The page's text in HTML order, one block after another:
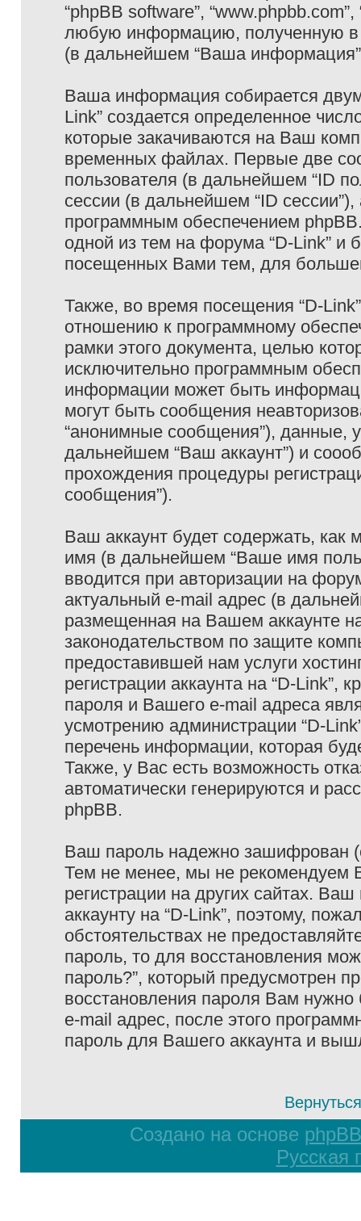
“phpBB software”,
любую информацию, полученную в
(в дальнейшем “Ваша
Ваша информация собирается
Link” создается определенное
которые закачиваются на Ваш
временных файлах. Первые две
пользователя (в дальнейшем “ID
сессии (в дальнейшем “ID
программным обеспечением
одной из тем на форума “D-Link” и
посещенных Вами тем, для
Также, во время посещения “D-
отношению к программному
рамки этого документа, целью
исключительно программным
информации может быть
могут быть сообщения
“анонимные сообщения”), данные,
дальнейшем “Ваш аккаунт”) и
прохождения процедуры
сообщения”).
Ваш аккаунт будет содержать,
имя (в дальнейшем “Ваше имя
вводится при авторизации на
актуальный e-mail адрес (в
размещенная на Вашем аккаунте
законодательством по защите
предоставившей нам услуги
регистрации аккаунта на “D-
пароля и Вашего e-mail адреса
усмотрению администрации “D-
перечень информации, которая
Также, у Вас есть возможность
автоматически генерируются и
phpBB.
Ваш пароль надежно зашифрован
Тем не менее, мы не рекомендуем
регистрации на других сайтах.
аккаунту на “D-Link”, поэтому,
обстоятельствах не
пароль, то для восстановления
пароль?”, который предусмотрен
восстановления пароля Вам
e-mail адрес, после этого
пароль для Вашего аккаунта и
Создано на основе phpBB
Русская